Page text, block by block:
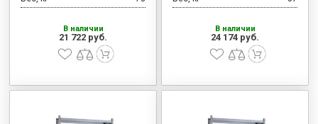
В наличии
21 722 руб.
В наличии
24 174 руб.